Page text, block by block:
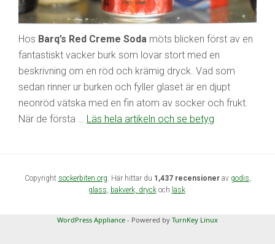
Hos Barq’s Red Creme Soda möts blicken först av en
fantastiskt vacker burk som lovar stort med en
beskrivning om en röd och krämig dryck. Vad som
sedan rinner ur burken och fyller glaset är en djupt
neonröd vätska med en fin atom av socker och frukt.
När de första … Läs hela artikeln och se betyg
Copyright sockerbiten.org . Här hittar du 1,437 recensionerav godis
glass bakverk, dryckoch läsk.
WordPress Appliance - Powered by TurnKey Linux